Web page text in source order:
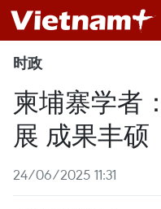
时政
柬埔寨学者
展 成果丰硕
24/06/2025 11:31